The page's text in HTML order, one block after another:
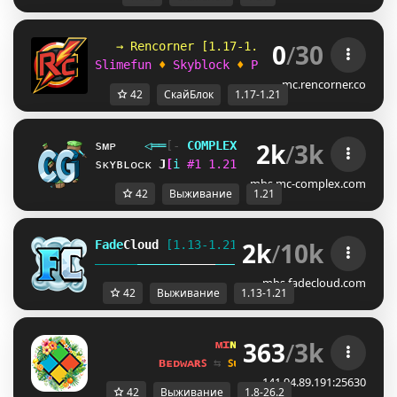
→ Rencorner [1.17-1.21] ←
Slimefun ♦ Skyblock ♦ Plot ♦ Crossplay
0/30
mc.rencorner.co
42 СкайБлок 1.17-1.21
sᴍᴘ ◁══[‐ COMPL EX GAM I G ‐]
sᴋʏʙʟᴏᴄᴋ ^ Ai #1 1 . 21 ᴀɴɪʟʟᴀ ɴᴇᴛᴡ ᴋ
2k/3k
mbs.mc-complex.com
42 Выживание 1.21
FadeCloud [1.13-1.21] PRISON GENS
2k/10k
mbs.fadecloud.com
42 Выживание 1.13-1.21
ᴍɪɴᴇ ʟᴀ ɴᴅ ɴᴇᴛᴡᴏʀᴋ ☀
ʙᴇᴅᴡᴀʀꜱ ⇆ ꜱᴜʀᴠɪᴠᴀʟ ꜱᴍᴘ ⇆ ꜱᴋʏʙʟᴏᴄᴋ
363/3k
141.94.89.191:25630
42 Выживание 1.8-26.2